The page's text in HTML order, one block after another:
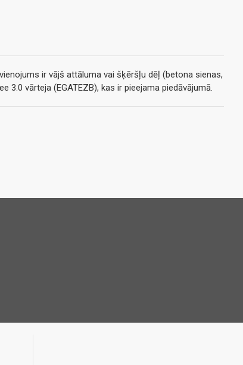
ir vājš attāluma vai šķēršļu dēļ (betona sienas,
vārteja (EGATEZB), kas ir pieejama piedāvājumā.